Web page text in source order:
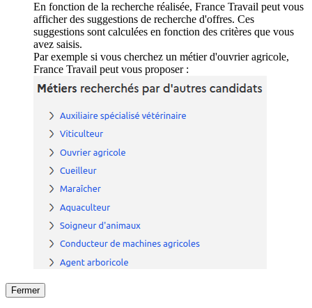
En fonction de la recherche réalisée, France Travail peut vous
afficher des suggestions de recherche d'offres. Ces
suggestions sont calculées en fonction des critères que vous
avez saisis.
Par exemple si vous cherchez un métier d'ouvrier agricole,
France Travail peut vous proposer :
Fermer